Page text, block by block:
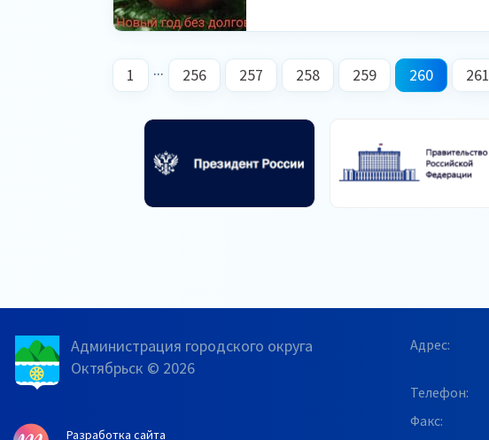
1 ... 256 257 258 259 260 261
Администрация городского округа
Октябрьск © 2026
Разработка сайта
Адрес:
Телефон:
Факс: